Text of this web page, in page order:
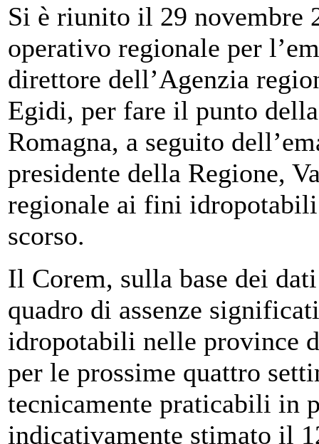
Si è riunito il 29 novembre
operativo regionale per
direttore dell’Agenzia
Egidi, per fare il punto
Romagna, a seguito
presidente della Regione,
regionale ai fini
scorso.
Il Corem, sulla base dei
quadro di assenze
idropotabili nelle province
per le prossime quattro
tecnicamente praticabili in
indicativamente stimato il